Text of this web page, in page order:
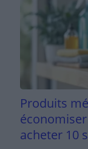
Produits
acheter 10